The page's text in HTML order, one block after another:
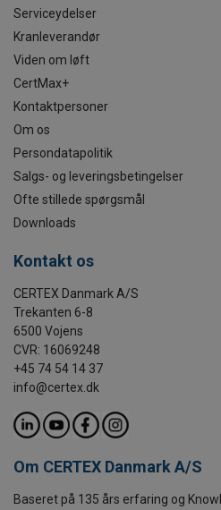
Serviceydelser
Kranleverandør
Viden om løft
CertMax+
Kontaktpersoner
Om os
Persondatapolitik
Salgs- og leveringsbetingelser
Ofte stillede spørgsmål
Downloads
Kontakt os
CERTEX Danmark A/S
Trekanten 6-8
6500 Vojens
CVR: 16069248
+45 74 54 14 37
info@certex.dk
Om CERTEX Danmark A/S
Baseret på 135 års erfaring og